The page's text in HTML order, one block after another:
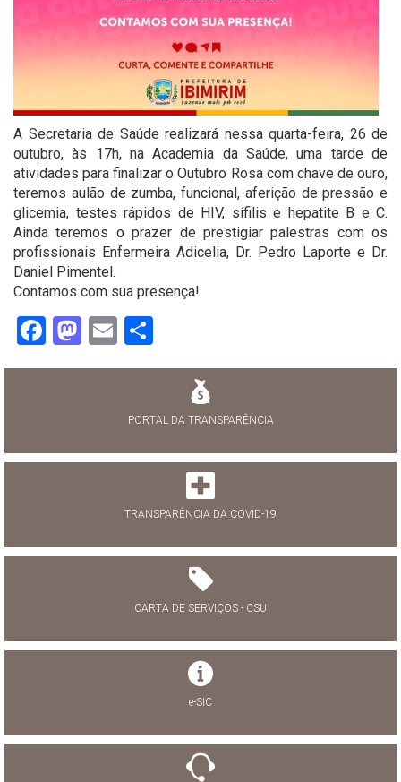
A Secretaria de Saúde realizará nessa quarta-feira, 26 de
outubro, às 17h, na Academia da Saúde, uma tarde de
atividades para finalizar o Outubro Rosa com chave de ouro,
teremos aulão de zumba, funcional, aferição de pressão e
glicemia, testes rápidos de HIV, sífilis e hepatite B e C.
Ainda teremos o prazer de prestigiar palestras com os
profissionais Enfermeira Adicelia, Dr. Pedro Laporte e Dr.
Daniel Pimentel.
Contamos com sua presença!
Facebook
Mastodon
Email
PORTAL DA TRANSPARÊNCIA
TRANSPARÊNCIA DA COVID-19
CARTA DE SERVIÇOS - CSU
e-SIC